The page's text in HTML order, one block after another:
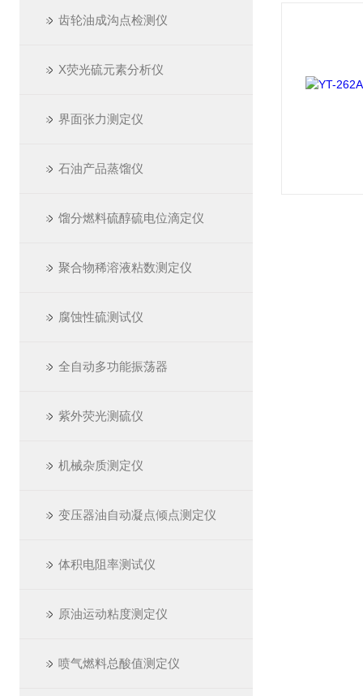
齿轮油成沟点检测仪
X荧光硫元素分析仪
界面张力测定仪
石油产品蒸馏仪
馏分燃料硫醇硫电位滴定仪
聚合物稀溶液粘数测定仪
腐蚀性硫测试仪
全自动多功能振荡器
紫外荧光测硫仪
机械杂质测定仪
变压器油自动凝点倾点测定仪
体积电阻率测试仪
原油运动粘度测定仪
喷气燃料总酸值测定仪